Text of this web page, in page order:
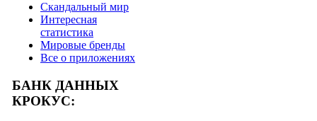
Скандальный мир
Интересная
статистика
Мировые бренды
Все о приложениях
БАНК ДАННЫХ
КРОКУС: